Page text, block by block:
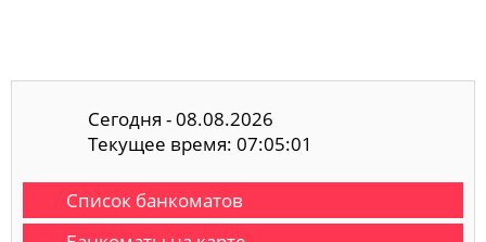
Сегодня - 08.08.2026
Текущее время: 07:05:02
Список банкоматов